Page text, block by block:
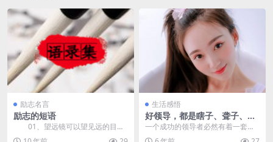
励志名言
励志的短语
01、望远镜可以望见远的目
标，却不能代替你走半步。 0
生活感悟
好领导，都是瞎子、聋子、笨
蛋
一个成功的领导者必然有着一套属
于自己的管理方法，只有这样才能